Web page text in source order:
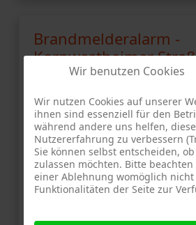
Brandmelderalarm -
Kornwestheimer
Stuttgart-Stammheim
AF 29. Juli 2026
Bericht der Feuerwehr
Wir benutzen Cookies
Wir nutzen Cookies auf unserer
ihnen sind essenziell für den
während andere uns helfen,
Nutzererfahrung zu verbessern
Sie können selbst entscheiden, ob
zulassen möchten. Bitte beachten
einer Ablehnung womöglich
Funktionalitäten der Seite zur